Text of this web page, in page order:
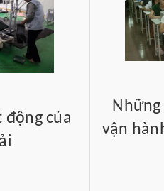
động của
vận